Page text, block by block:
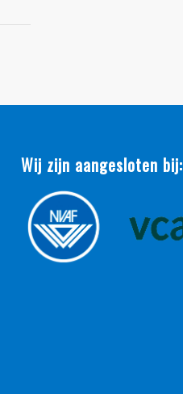
Wij zijn aangesloten bij: